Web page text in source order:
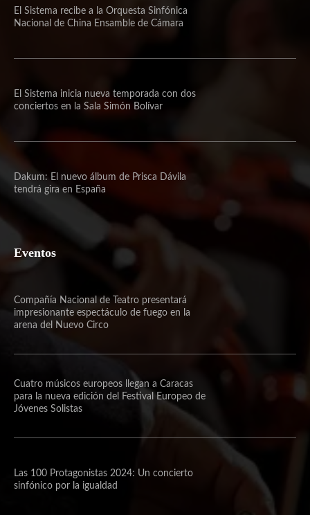
El Sistema recibe a la Orquesta Sinfónica
Nacional de China Ensamble de Cámara
El Sistema inicia nueva temporada con dos
conciertos en la Sala Simón Bolívar
Dakum: El nuevo álbum de Prisca Dávila
tendrá gira en España
Eventos
Compañía Nacional de Teatro presentará
impresionante espectáculo de fuego en la
arena del Nuevo Circo
Cuatro músicos europeos llegan a Caracas
para la nueva edición del Festival Europeo de
Jóvenes Solistas
Las 100 Protagonistas 2024: Un concierto
sinfónico por la igualdad